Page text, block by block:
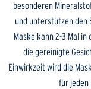
besonderen
und unterstützen den
Maske kann 2-3 Mal
die gereinigte
Einwirkzeit wird die
für jeden